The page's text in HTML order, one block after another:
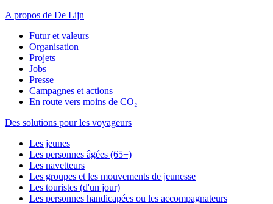
A propos de De Lijn
Futur et valeurs
Organisation
Projets
Jobs
Presse
Campagnes et actions
En route vers moins de CO₂
Des solutions pour les voyageurs
Les jeunes
Les personnes âgées (65+)
Les navetteurs
Les groupes et les mouvements de jeunesse
Les touristes (d'un jour)
Les personnes handicapées ou les accompagnateurs